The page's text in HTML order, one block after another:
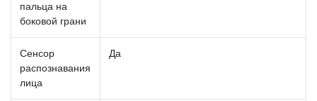
пальца на
боковой грани
Сенсор
распознавания
лица
Да